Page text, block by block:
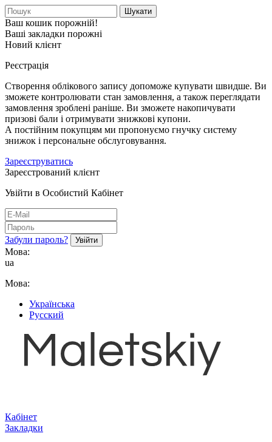
Шукати
Ваш кошик порожній!
Ваші закладки порожні
Новий клієнт
Реєстрація
Створення облікового запису допоможе купувати швидше. Ви
зможете контролювати стан замовлення, а також переглядати
замовлення зроблені раніше. Ви зможете накопичувати
призові бали і отримувати знижкові купони.
А постійним покупцям ми пропонуємо гнучку систему
знижок і персональне обслуговування.
Зареєструватись
Зареєстрований клієнт
Увійти в Особистий Кабінет
Забули пароль?
Мова:
ua
Мова:
Українська
Русский
Кабінет
Закладки